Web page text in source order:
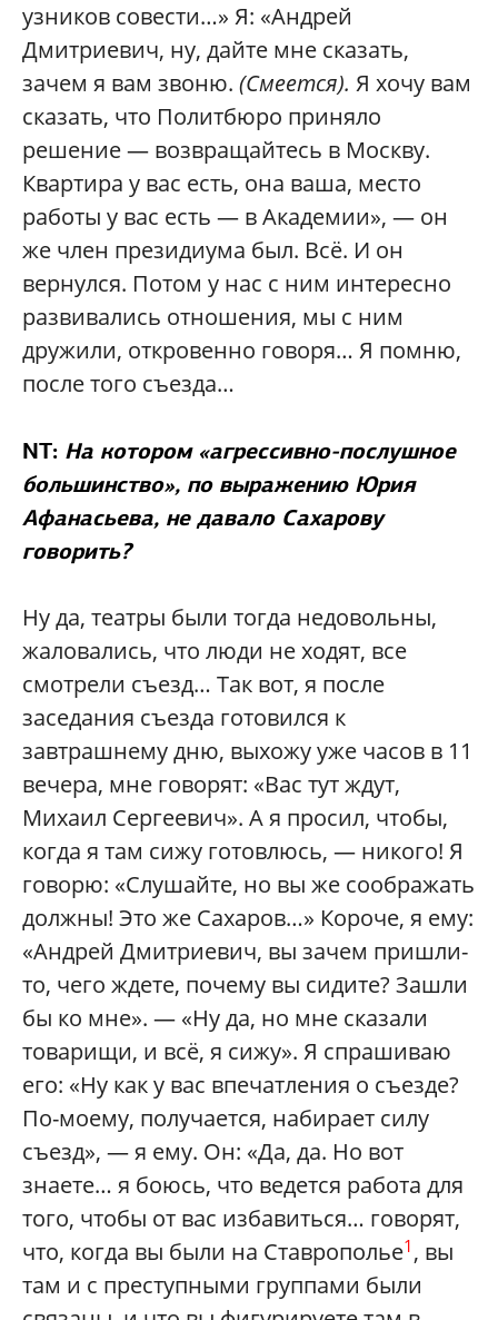
узников совести…» Я: «Андрей
Дмитриевич, ну, дайте мне сказать,
зачем я вам звоню. (Смеется). Я хочу вам
сказать, что Политбюро приняло
решение — возвращайтесь в Москву.
Квартира у вас есть, она ваша, место
работы у вас есть — в Академии», — он
же член президиума был. Всё. И он
вернулся. Потом у нас с ним интересно
развивались отношения, мы с ним
дружили, откровенно говоря… Я помню,
после того съезда…
NT: На котором «агрессивно-послушное
большинство», по выражению Юрия
Афанасьева, не давало Сахарову
говорить?
Ну да, театры были тогда недовольны,
жаловались, что люди не ходят, все
смотрели съезд… Так вот, я после
заседания съезда готовился к
завтрашнему дню, выхожу уже часов в 11
вечера, мне говорят: «Вас тут ждут,
Михаил Сергеевич». А я просил, чтобы,
когда я там сижу готовлюсь, — никого! Я
говорю: «Слушайте, но вы же соображать
должны! Это же Сахаров…» Короче, я ему:
«Андрей Дмитриевич, вы зачем пришли-
то, чего ждете, почему вы сидите? Зашли
бы ко мне». — «Ну да, но мне сказали
товарищи, и всё, я сижу». Я спрашиваю
его: «Ну как у вас впечатления о съезде?
По-моему, получается, набирает силу
съезд», — я ему. Он: «Да, да. Но вот
знаете… я боюсь, что ведется работа для
того, чтобы от вас избавиться… говорят,
что, когда вы были на Ставрополье1 , вы
там и с преступными группами были